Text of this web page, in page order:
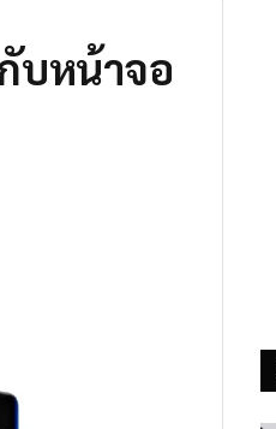
บหน้าจอ